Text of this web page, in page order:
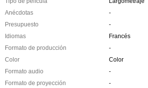
Anécdotas
-
Presupuesto
-
Idiomas
Francés
Formato de producción
-
Color
Color
Formato audio
-
Formato de proyección
-